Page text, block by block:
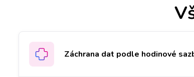
Záchrana dat podle hodinové